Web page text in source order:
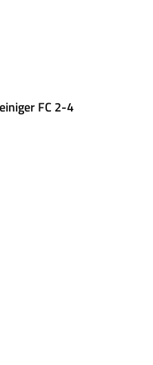
FC 2-4